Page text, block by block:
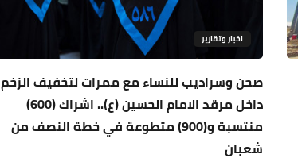
اخبار وتقارير
صحن وسراديب للنساء مع ممرات لتخفيف الزخم
داخل مرقد الامام الحسين (ع).. اشراك (600)
منتسبة و(900) متطوعة في خطة النصف من
شعبان